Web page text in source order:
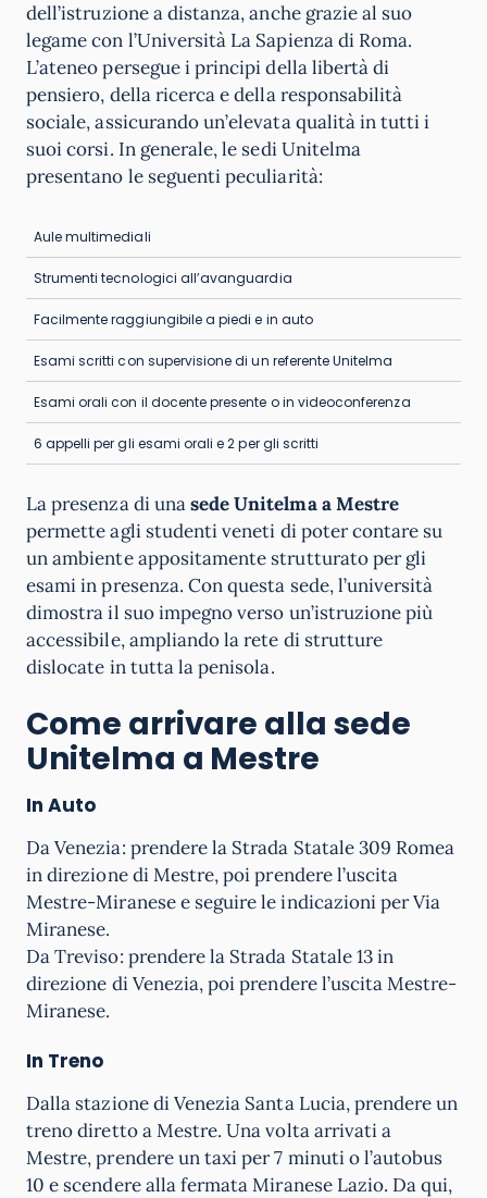
dell’istruzione a distanza, anche grazie al suo
legame con l’Università La Sapienza di Roma.
L’ateneo persegue i principi della libertà di
pensiero, della ricerca e della responsabilità
sociale, assicurando un’elevata qualità in tutti i
suoi corsi. In generale, le sedi Unitelma
presentano le seguenti peculiarità:
Aule multimediali
Strumenti tecnologici all’avanguardia
Facilmente raggiungibile a piedi e in auto
Esami scritti con supervisione di un referente Unitelma
Esami orali con il docente presente o in videoconferenza
6 appelli per gli esami orali e 2 per gli scritti
La presenza di unasede Unitelma a Mestre
permette agli studenti veneti di poter contare su
un ambiente appositamente strutturato per gli
esami in presenza. Con questa sede, l’università
dimostra il suo impegno verso un’istruzione più
accessibile, ampliando la rete di strutture
dislocate in tutta la penisola.
Come arrivare alla sede
Unitelma a Mestre
In Auto
Da Venezia: prendere la Strada Statale 309 Romea
in direzione di Mestre, poi prendere l’uscita
Mestre-Miranese e seguire le indicazioni per Via
Miranese.
Da Treviso: prendere la Strada Statale 13 in
direzione di Venezia, poi prendere l’uscita Mestre-
Miranese.
In Treno
Dalla stazione di Venezia Santa Lucia, prendere un
treno diretto a Mestre. Una volta arrivati a
Mestre, prendere un taxi per 7 minuti o l’autobus
10 e scendere alla fermata Miranese Lazio. Da qui,